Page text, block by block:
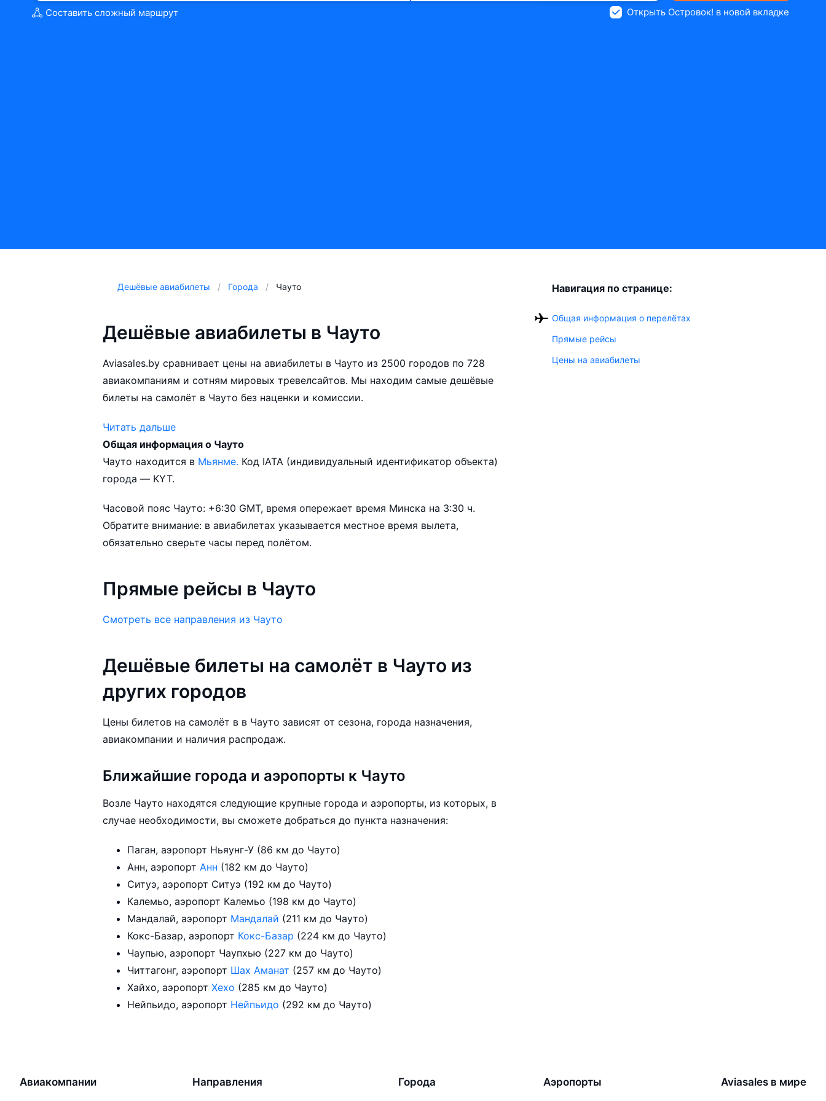
Составить сложный маршрут Открыть Островок! в новой вкладке
Дешёвые авиабилеты Города Чауто
Дешёвые авиабилеты в Чауто
Aviasales.by сравнивает цены на авиабилеты в Чауто из 2500 городов по 728
авиакомпаниям и сотням мировых тревелсайтов. Мы находим самые дешёвые
билеты на самолёт в Чауто без наценки и комиссии.
Читать дальше
Aviasales.by советует купить авиабилеты в Чауто заранее, чтобы вы могли
выбирать условия перелёта, ориентируясь на свои пожелания и финансовые
Общая информация о Чауто
Чауто находится в Мьянме. Код IATA (индивидуальный идентификатор объекта)
города — KYT.
Часовой пояс Чауто: +6:30 GMT, время опережает время Минска на 3:30 ч.
Обратите внимание: в авиабилетах указывается местное время вылета,
обязательно сверьте часы перед полётом.
Прямые рейсы в Чауто
Смотреть все направления из Чауто
Дешёвые билеты на самолёт в Чауто из
других городов
Цены билетов на самолёт в в Чауто зависят от сезона, города назначения,
авиакомпании и наличия распродаж.
Ближайшие города и аэропорты к Чауто
Возле Чауто находятся следующие крупные города и аэропорты, из которых, в
случае необходимости, вы сможете добраться до пункта назначения:
Паган, аэропорт Ньяунг-У (86 км до Чауто)
Анн, аэропорт Анн (182 км до Чауто)
Ситуэ, аэропорт Ситуэ (192 км до Чауто)
Калемьо, аэропорт Калемьо (198 км до Чауто)
Мандалай, аэропорт Мандалай (211 км до Чауто)
Кокс-Базар, аэропорт Кокс-Базар (224 км до Чауто)
Чаупью, аэропорт Чаупхью (227 км до Чауто)
Читтагонг, аэропорт Шах Аманат (257 км до Чауто)
Хайхо, аэропортХехо (285 км до Чауто)
Нейпьидо, аэропорт Нейпьидо (292 км до Чауто)
Навигация по странице:
Общая информация о перелётах
Прямые рейсы
Цены на авиабилеты
Авиакомпании Направления Города Аэропорты Aviasales в мире